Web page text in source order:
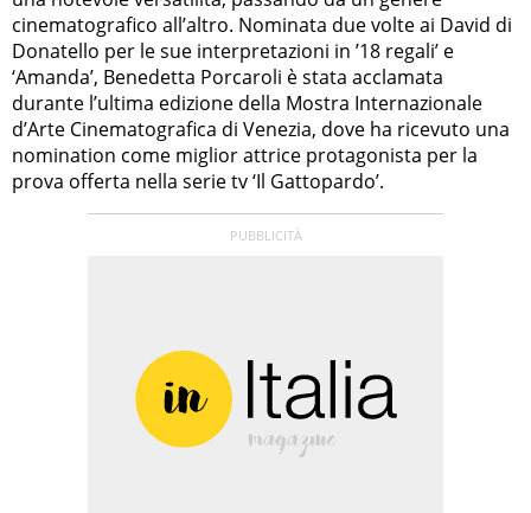
cinematografico all’altro. Nominata due volte ai David di
Donatello per le sue interpretazioni in ’18 regali’ e
‘Amanda’, Benedetta Porcaroli è stata acclamata
durante l’ultima edizione della Mostra Internazionale
d’Arte Cinematografica di Venezia, dove ha ricevuto una
nomination come miglior attrice protagonista per la
prova offerta nella serie tv ‘Il Gattopardo’.